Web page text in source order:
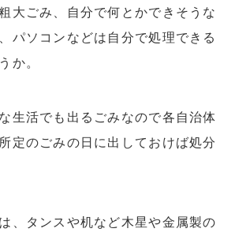
大ごみ、自分で何とかできそうな
パソコンなどは自分で処理できる
か。
生活でも出るごみなので各自治体
定のごみの日に出しておけば処分
、タンスや机など木星や金属製の